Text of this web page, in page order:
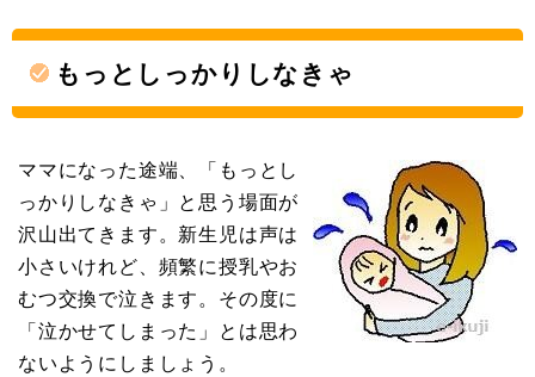
もっとしっかりしなきゃ
ママになった途端、「もっとし
っかりしなきゃ」と思う場面が
沢山出てきます。新生児は声は
小さいけれど、頻繁に授乳やお
むつ交換で泣きます。その度に
「泣かせてしまった」とは思わ
ないようにしましょう。